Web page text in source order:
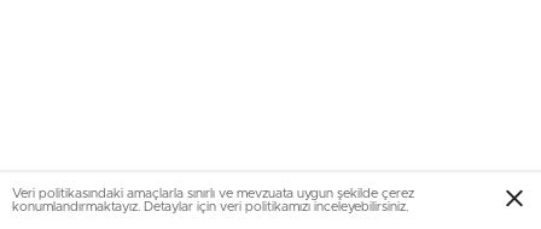
Veri politikasındaki amaçlarla sınırlı ve mevzuata uygun şekilde çerez
konumlandırmaktayız. Detaylar için veri politikamızı inceleyebilirsiniz.